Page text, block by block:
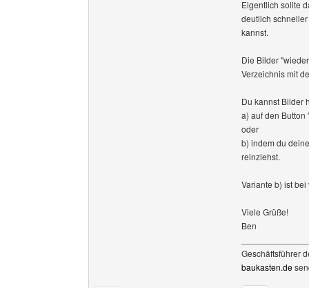
Eigentlich sollte
deutlich
kannst.
Die Bilder
Verzeichnis mit
Du kannst Bilder
a) auf den
oder
b) indem du
reinziehst.
Variante b) ist
Viele Grüße!
Ben
Geschäftsführer
baukasten.de